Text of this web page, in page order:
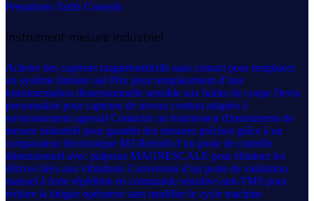
Prestations Tarifs Conseils
Instrument mesure industriel
Acheter des capteurs magnétostrictifs sans contact pour remplacer
un système linéaire usé Prix pour remplacement d’une
instrumentation dimensionnelle sensible aux huiles de coupe Devis
personnalisé pour capteurs de niveau continu adaptés à
environnement agressifContacter un fournisseur d'instruments de
mesure industriel pour garantir des mesures précises grâce à un
comparateur électronique M3 Retrofit d’un poste de contrôle
dimensionnel avec palpeurs MAGNESCALE pour éliminer les
dérives liées aux vibrations Conversion d’un poste de validation
manuel à forte répétition en commande sensitive anti-TMS pour
réduire la fatigue opérateur sans modifier le cycle machine